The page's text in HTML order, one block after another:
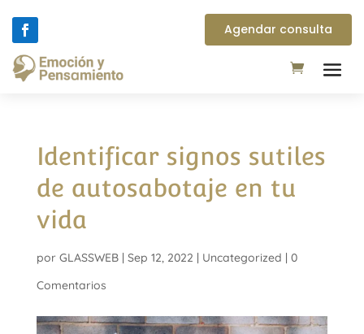
Agendar consulta
Identificar signos sutiles
de autosabotaje en tu
vida
por GLASSWEB| Sep 12, 2022 | Uncategorized | 0
Comentarios